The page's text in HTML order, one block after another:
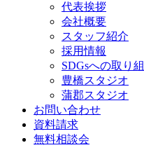
代表挨拶
会社概要
スタッフ紹介
採用情報
SDGsへの取り
豊橋スタジオ
蒲郡スタジオ
お問い合わせ
資料請求
無料相談会